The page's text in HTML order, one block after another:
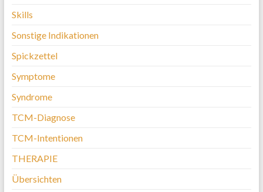
Skills
Sonstige Indikationen
Spickzettel
Symptome
Syndrome
TCM-Diagnose
TCM-Intentionen
THERAPIE
Übersichten